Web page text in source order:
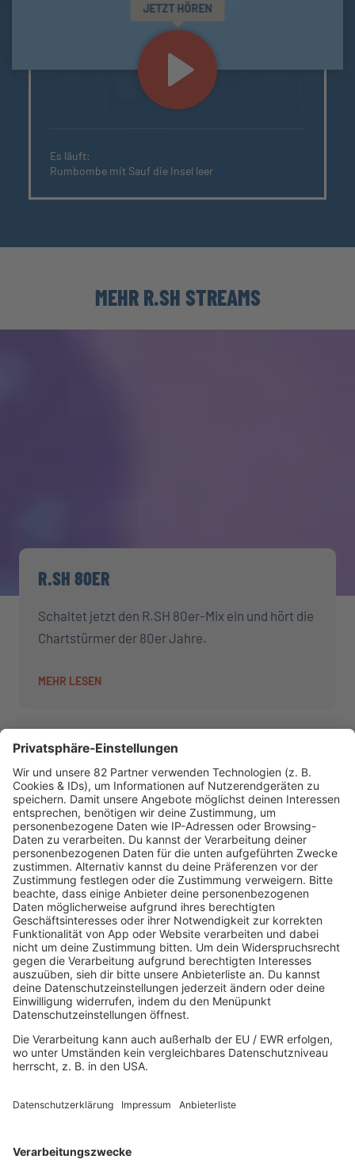
JETZT HÖREN
Es läuft:
Rumbombe mit Sauf die Insel leer
MEHR R.SH STREAMS
R.SH 80ER
Schaltet jetzt den R.SH 80er-Mix ein und hört die
Chartstürmer der 80er Jahre.
MEHR LESEN
AKTIONEN
R.SH hilft helfen-Stiftung!
AKTUELL
Aktuelles von den R.SH Schleswig-Holstein-Reportern
Jobbörse
MUSIK
Unsere Musikstreams
Titelsuche
Konzerte und Events
Comedy